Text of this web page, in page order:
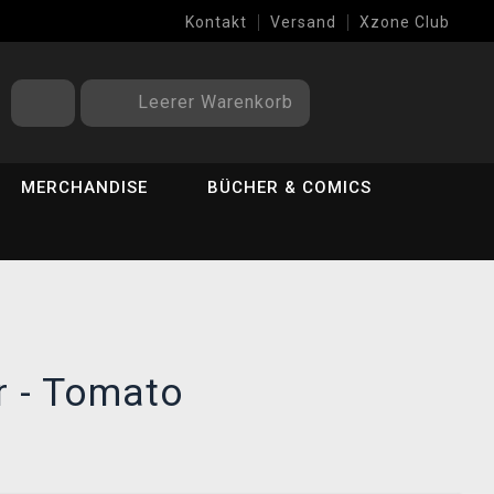
Kontakt Versand Xzone Club
Leerer Warenkorb
MERCHANDISE BÜCHER & COMICS
- Tomato